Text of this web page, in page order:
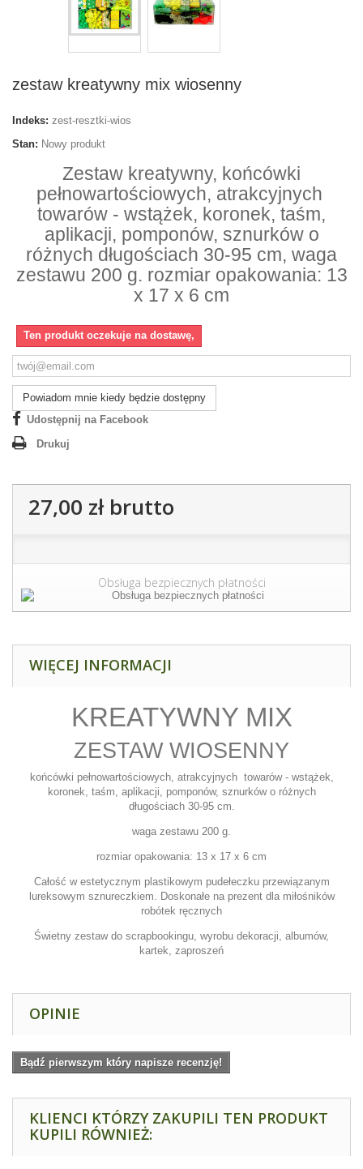
zestaw kreatywny mix wiosenny
Indeks: zest-resztki-wios
Stan: Nowy produkt
Zestaw kreatywny, końcówki
pełnowartościowych, atrakcyjnych
towarów - wstążek, koronek, taśm,
aplikacji, pomponów, sznurków o
różnych długościach 30-95 cm, waga
zestawu 200 g. rozmiar opakowania: 13
x 17 x 6 cm
Ten produkt oczekuje na dostawę,
Powiadom mnie kiedy będzie dostępny
Udostępnij na Facebook
Drukuj
27,00 złbrutto
Obsługa bezpiecznych płatności
WIĘCEJ INFORMACJI
KREATYWNY MIX
ZESTAW WIOSENNY
końcówki pełnowartościowych, atrakcyjnych towarów - wstążek,
koronek, taśm, aplikacji, pomponów, sznurków o różnych
długościach 30-95 cm.
waga zestawu 200 g.
rozmiar opakowania: 13 x 17 x 6 cm
Całość w estetycznym plastikowym pudełeczku przewiązanym
lureksowym sznureczkiem. Doskonałe na prezent dla miłośników
robótek ręcznych
Świetny zestaw do scrapbookingu, wyrobu dekoracji, albumów,
kartek, zaproszeń
OPINIE
Bądź pierwszym który napisze recenzję!
KLIENCI KTÓRZY ZAKUPILI TEN PRODUKT
KUPILI RÓWNIEŻ: